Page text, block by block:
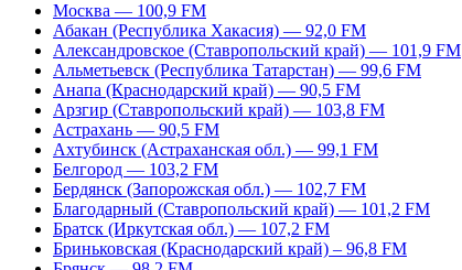
Москва — 100,9 FM
Абакан (Республика Хакасия) — 92,0 FM
Александровское (Ставропольский край) — 101,9 FM
Альметьевск (Республика Татарстан) — 99,6 FM
Анапа (Краснодарский край) — 90,5 FM
Арзгир (Ставропольский край) — 103,8 FM
Астрахань — 90,5 FM
Ахтубинск (Астраханская обл.) — 99,1 FM
Белгород — 103,2 FM
Бердянск (Запорожская обл.) — 102,7 FM
Благодарный (Ставропольский край) — 101,2 FM
Братск (Иркутская обл.) — 107,2 FM
Бриньковская (Краснодарский край) – 96,8 FM